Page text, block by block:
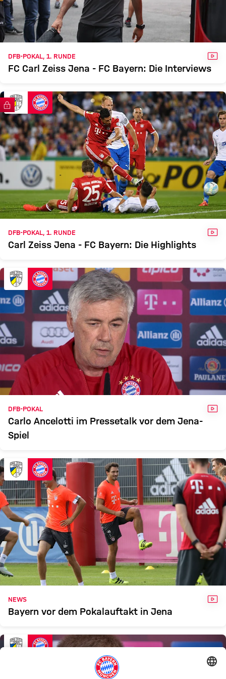
JENA
FCB
Zum Spielbericht
DFB-POKAL, 1. RUNDE
FC Carl Zeiss Jena - FC Bayern: Die Interviews
FC Bayern TV PLUS
DFB-POKAL, 1. RUNDE
Carl Zeiss Jena - FC Bayern: Die Highlights
DFB-POKAL
Carlo Ancelotti im Pressetalk vor dem Jena-
Spiel
NEWS
Bayern vor dem Pokalauftakt in Jena